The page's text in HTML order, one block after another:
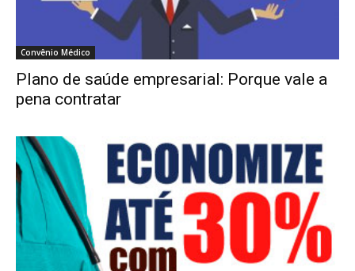
Convênio Médico
Plano de saúde empresarial: Porque vale a
pena contratar